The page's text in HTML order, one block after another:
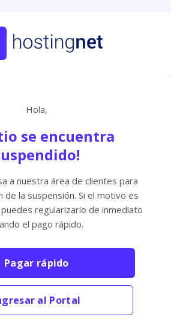
Hola,
se encuentra
a nuestra área de clientes para
de la suspensión. Si el motivo es
regularizarlo de inmediato
el pago rápido.
Pagar rápido
al Portal